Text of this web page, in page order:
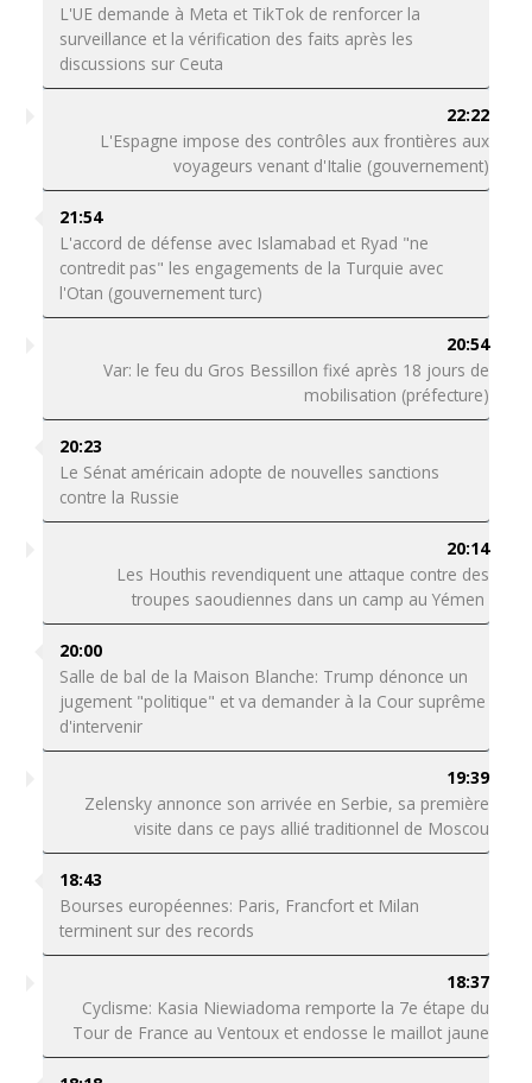
L'UE demande à Meta et TikTok de renforcer la
surveillance et la vérification des faits après les
discussions sur Ceuta
22:22
L'Espagne impose des contrôles aux frontières aux
voyageurs venant d'Italie (gouvernement)
21:54
L'accord de défense avec Islamabad et Ryad "ne
contredit pas" les engagements de la Turquie avec
l'Otan (gouvernement turc)
20:54
Var: le feu du Gros Bessillon fixé après 18 jours de
mobilisation (préfecture)
20:23
Le Sénat américain adopte de nouvelles sanctions
contre la Russie
20:14
Les Houthis revendiquent une attaque contre des
troupes saoudiennes dans un camp au Yémen
20:00
Salle de bal de la Maison Blanche: Trump dénonce un
jugement "politique" et va demander à la Cour suprême
d'intervenir
19:39
Zelensky annonce son arrivée en Serbie, sa première
visite dans ce pays allié traditionnel de Moscou
18:43
Bourses européennes: Paris, Francfort et Milan
terminent sur des records
18:37
Cyclisme: Kasia Niewiadoma remporte la 7e étape du
Tour de France au Ventoux et endosse le maillot jaune